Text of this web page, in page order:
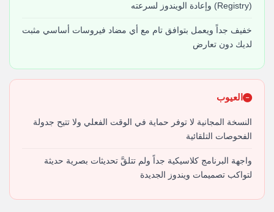
(Registry) وإعادة الويندوز لسرعته
خفيف جداً ويعمل بتوافق تام مع أي مضاد فيروسات أساسي مثبت
لديك دون تعارض
العيوب
النسخة المجانية لا توفر حماية في الوقت الفعلي ولا تتيح جدولة
الفحوصات التلقائية
واجهة البرنامج كلاسيكية جداً ولم تتلقَّ تحديثات بصرية حديثة
لتواكب تصميمات ويندوز الجديدة